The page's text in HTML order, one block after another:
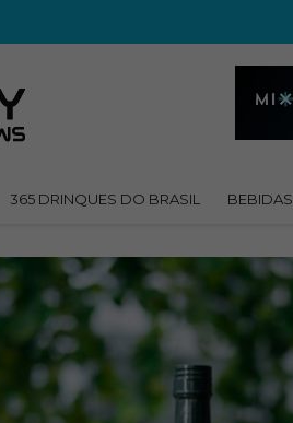
365 DRINQUES DO BRASIL BEBIDAS